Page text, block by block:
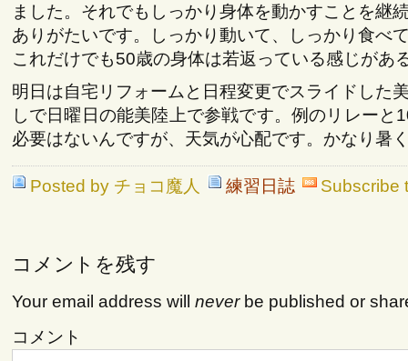
ました。それでもしっかり身体を動かすことを継
ありがたいです。しっかり動いて、しっかり食べ
これだけでも50歳の身体は若返っている感じがあ
明日は自宅リフォームと日程変更でスライドした
しで日曜日の能美陸上で参戦です。例のリレーと
必要はないんですが、天気が心配です。かなり暑
Posted by チョコ魔人 練習日誌 Subscribe
コメントを残す
Your email address will neverbe published or
コメント